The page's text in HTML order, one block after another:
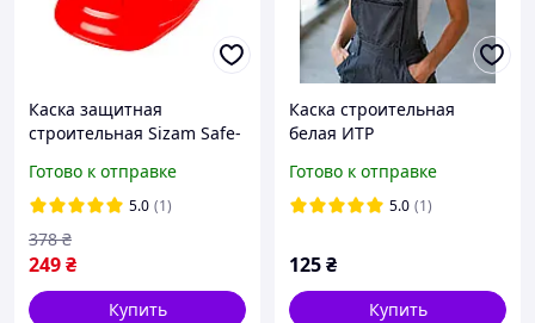
Каска защитная
строительная Sizam Safe-
Готово к отправке
5.0 (1)
249₴
378 ₴
Купить
Каска строительная
белая ИТР
Готово к отправке
5.0 (1)
125₴
Купить